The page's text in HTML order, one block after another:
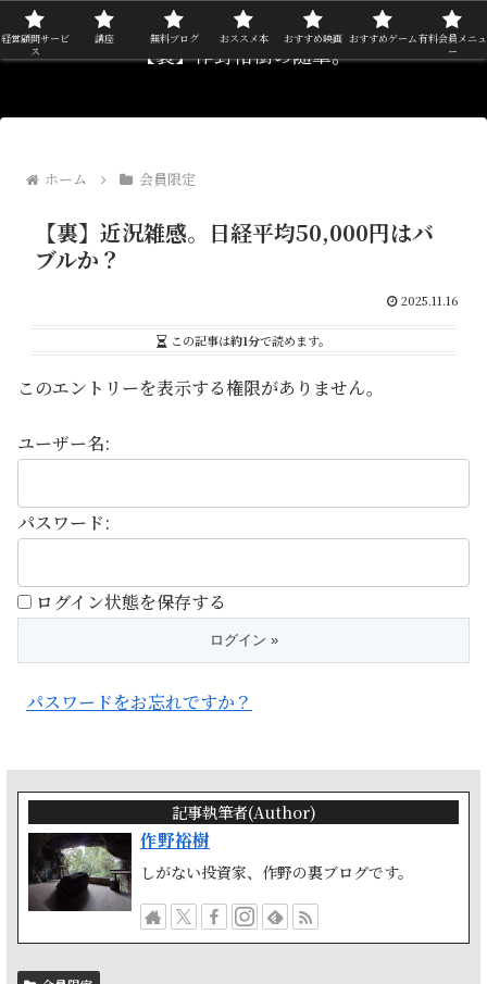
【裏】作野裕樹の随筆。
ホーム 会員限定
【裏】近況雑感。日経平均50,000円はバ
ブルか？
2025.11.16
この記事は約1分で読めます。
このエントリーを表示する権限がありません。
ユーザー名:
パスワード:
ログイン状態を保存する
パスワードをお忘れですか？
記事執筆者(Author)
作野裕樹
しがない投資家、作野の裏ブログです。
経営顧問サービ
ス
講座 無料ブログ おススメ本 おすすめ映画 おすすめゲーム有料会員メニュ
ー